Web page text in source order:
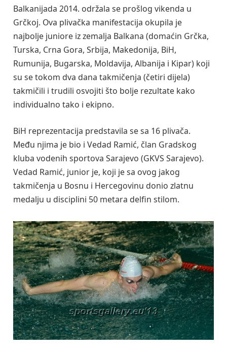
Balkanijada 2014. održala se prošlog vikenda u
Grčkoj. Ova plivačka manifestacija okupila je
najbolje juniore iz zemalja Balkana (domaćin Grčka,
Turska, Crna Gora, Srbija, Makedonija, BiH,
Rumunija, Bugarska, Moldavija, Albanija i Kipar) koji
su se tokom dva dana takmičenja (četiri dijela)
takmičili i trudili osvojiti što bolje rezultate kako
individualno tako i ekipno.
BiH reprezentacija predstavila se sa 16 plivača.
Među njima je bio i Vedad Ramić, član Gradskog
kluba vodenih sportova Sarajevo (GKVS Sarajevo).
Vedad Ramić, junior je, koji je sa ovog jakog
takmičenja u Bosnu i Hercegovinu donio zlatnu
medalju u disciplini 50 metara delfin stilom.